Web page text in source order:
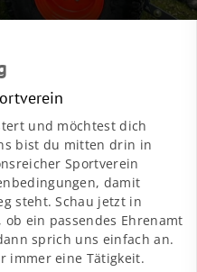
und möchtest dich
bist du mitten drin in
Sportverein
damit
steht. Schau jetzt in
ein passendes Ehrenamt
sprich uns einfach an.
immer eine Tätigkeit.